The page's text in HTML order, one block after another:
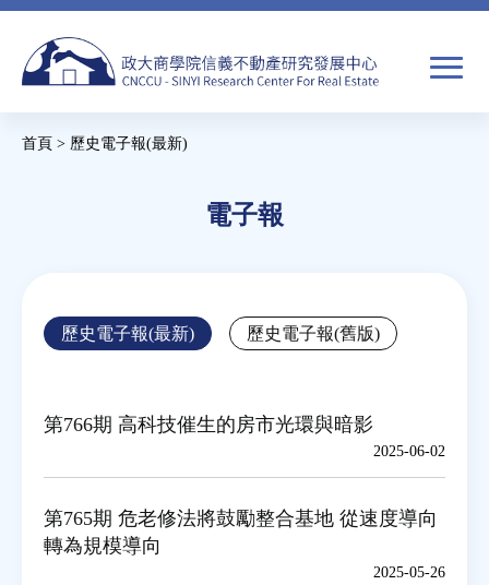
Jump
navigation
搜
房市分析
首頁 > 歷史電子報(最新)
電子報
Back
to
歷史電子報(最新) 歷史電子報(舊版)
第766期 高科技催生的房市光環與暗影
2025-06-02
第765期 危老修法將鼓勵整合基地 從速度導向
轉為規模導向
2025-05-26